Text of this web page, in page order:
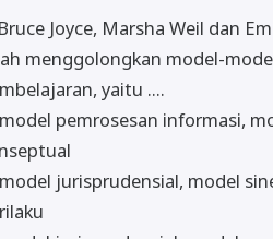
Joyce, Marsha Weil dan
menggolongkan model-
yaitu ....
pemrosesan informasi,
jurisprudensial, model